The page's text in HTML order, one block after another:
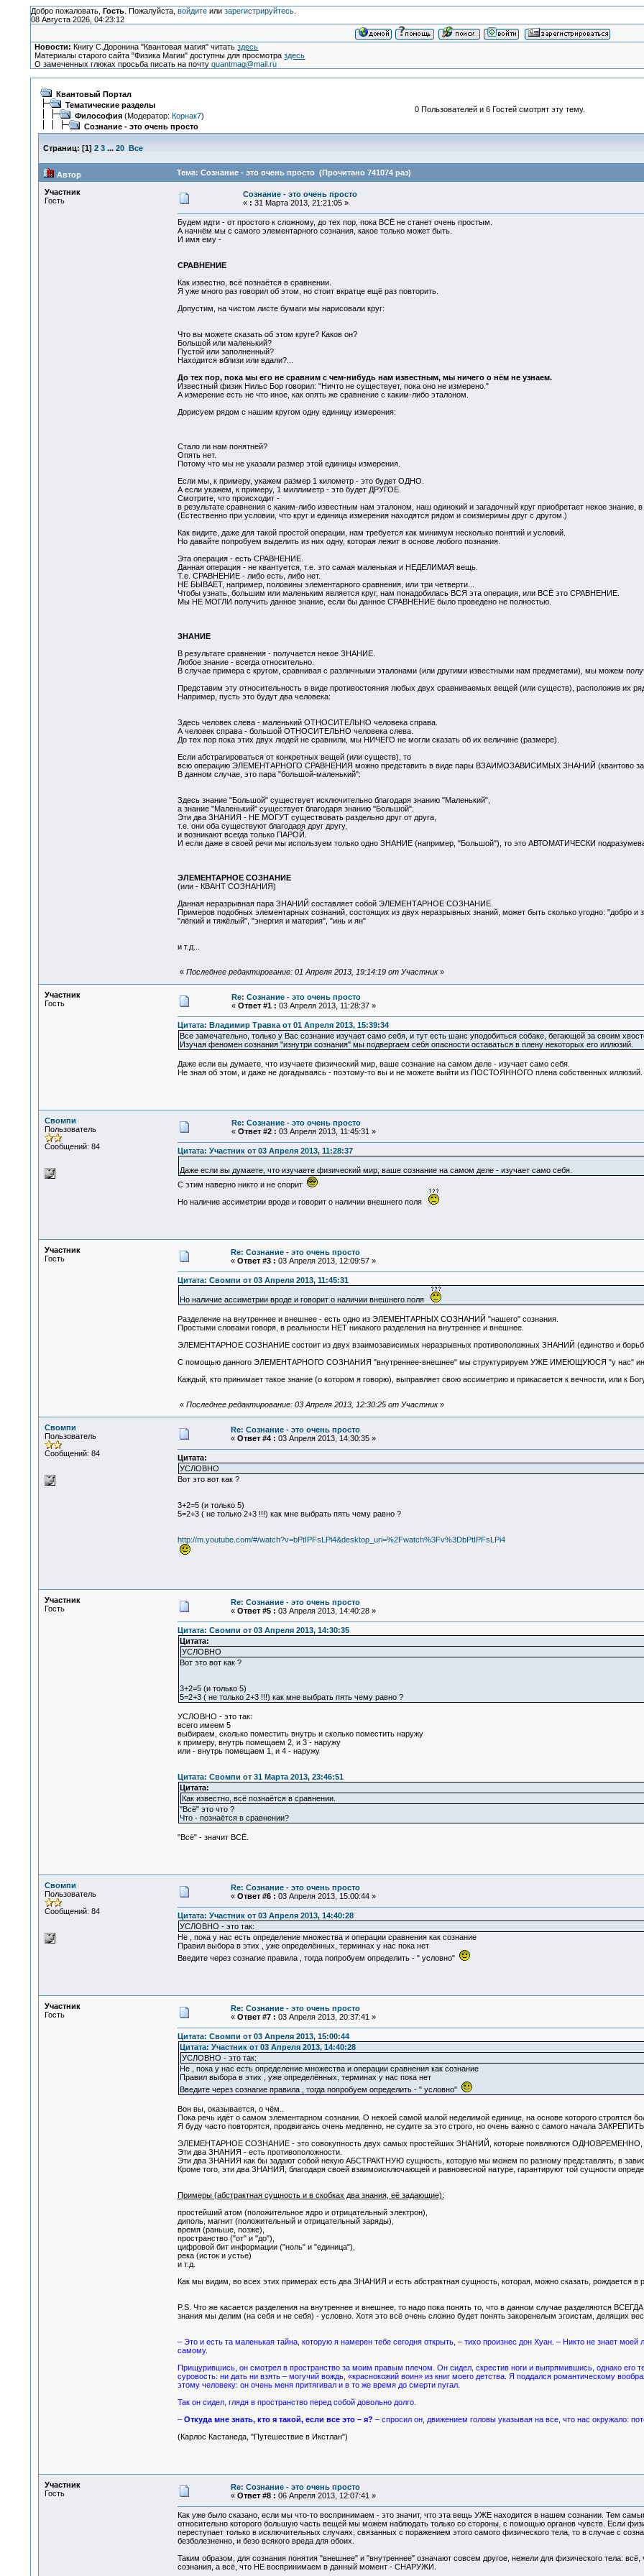
Добро пожаловать, Гость. Пожалуйста, войдитеили зарегистрируйтесь.
08 Августа 2026, 04:23:12
Новости: Книгу С.Доронина "Квантовая магия" читатьздесь
Материалы старого сайта "Физика Магии" доступны для просмотраздесь
О замеченных глюках просьба писать на почтуquantmag@mail.ru
Квантовый Портал
Тематические разделы
Философия(Модератор: Корнак7)
Сознание - это очень просто
0 Пользователей и 6 Гостей смотрят эту тему.
Страниц: [1] 2 3 ... 20 Все
Автор Тема: Сознание - это очень просто (Прочитано 741074 раз)
Участник
Гость
Сознание - это очень просто
« : 31 Марта 2013, 21:21:05 »
Будем идти - от простого к сложному, до тех пор, пока ВСЁ не станет очень простым.
А начнём мы с самого элементарного сознания, какое только может быть.
И имя ему -
СРАВНЕНИЕ
Как известно, всё познаётся в сравнении.
Я уже много раз говорил об этом, но стоит вкратце ещё раз повторить.
Допустим, на чистом листе бумаги мы нарисовали круг:
Что вы можете сказать об этом круге? Каков он?
Большой или маленький?
Пустой или заполненный?
Находится вблизи или вдали?...
До тех пор, пока мы его не сравним с чем-нибудь нам известным, мы ничего о нём не узнаем.
Известный физик Нильс Бор говорил: "Ничто не существует, пока оно не измерено."
А измерение есть не что иное, как опять же сравнение с каким-либо эталоном.
Дорисуем рядом с нашим кругом одну единицу измерения:
Стало ли нам понятней?
Опять нет.
Потому что мы не указали размер этой единицы измерения.
Если мы, к примеру, укажем размер 1 километр - это будет ОДНО.
А если укажем, к примеру, 1 миллиметр - это будет ДРУГОЕ.
Смотрите, что происходит -
в результате сравнения с каким-либо известным нам эталоном, наш одинокий и загадочный круг приобретает некое знание,
(Естественно при условии, что круг и единица измерения находятся рядом и соизмеримы друг с другом.)
Как видите, даже для такой простой операции, нам требуется как минимум несколько понятий и условий.
Но давайте попробуем выделить из них одну, которая лежит в основе любого познания.
Эта операция - есть СРАВНЕНИЕ.
Данная операция - не квантуется, т.е. это самая маленькая и НЕДЕЛИМАЯ вещь.
Т.е. СРАВНЕНИЕ - либо есть, либо нет.
НЕ БЫВАЕТ, например, половины элементарного сравнения, или три четверти...
Чтобы узнать, большим или маленьким является круг, нам понадобилась ВСЯ эта операция, или ВСЁ это СРАВНЕНИЕ.
Мы НЕ МОГЛИ получить данное знание, если бы данное СРАВНЕНИЕ было проведено не полностью.
ЗНАНИЕ
В результате сравнения - получается некое ЗНАНИЕ.
Любое знание - всегда относительно.
В случае примера с кругом, сравнивая с различными эталонами (или другими известными нам предметами), мы можем
Представим эту относительность в виде противостояния любых двух сравниваемых вещей (или существ), расположив их
Например, пусть это будут два человека:
Здесь человек слева - маленький ОТНОСИТЕЛЬНО человека справа.
А человек справа - большой ОТНОСИТЕЛЬНО человека слева.
До тех пор пока этих двух людей не сравнили, мы НИЧЕГО не могли сказать об их величине (размере).
Если абстрагироваться от конкретных вещей (или существ), то
всю операцию ЭЛЕМЕНТАРНОГО СРАВНЕНИЯ можно представить в виде пары ВЗАИМОЗАВИСИМЫХ ЗНАНИЙ (квантово
В данном случае, это пара "большой-маленький":
Здесь знание "Большой" существует исключительно благодаря знанию "Маленький",
а знание "Маленький" существует благодаря знанию "Большой".
Эти два ЗНАНИЯ - НЕ МОГУТ существовать раздельно друг от друга,
т.е. они оба существуют благодаря друг другу,
и возникают всегда только ПАРОЙ.
И если даже в своей речи мы используем только одно ЗНАНИЕ (например, "Большой"), то это АВТОМАТИЧЕСКИ
ЭЛЕМЕНТАРНОЕ СОЗНАНИЕ
(или - КВАНТ СОЗНАНИЯ)
Данная неразрывная пара ЗНАНИЙ составляет собой ЭЛЕМЕНТАРНОЕ СОЗНАНИЕ.
Примеров подобных элементарных сознаний, состоящих из двух неразрывных знаний, может быть сколько угодно: "добро
"лёгкий и тяжёлый", "энергия и материя", "инь и ян"
и т.д...
« Последнее редактирование: 01 Апреля 2013, 19:14:19 от Участник»
Участник
Гость
Re: Сознание - это очень просто
« Ответ #1 : 03 Апреля 2013, 11:28:37 »
Цитата: Владимир Травка от 01 Апреля 2013, 15:39:34
Все замечательно, только у Вас сознание изучает само себя, и тут есть шанс уподобиться собаке, бегающей за своим
Изучая феномен сознания "изнутри сознания" мы подвергаем себя опасности оставаться в плену некоторых его иллюзий.
Даже если вы думаете, что изучаете физический мир, ваше сознание на самом деле - изучает само себя.
Не зная об этом, и даже не догадываясь - поэтому-то вы и не можете выйти из ПОСТОЯННОГО плена собственных иллюзий.
Свомпи
Пользователь
Сообщений: 84
Re: Сознание - это очень просто
« Ответ #2 : 03 Апреля 2013, 11:45:31 »
Цитата: Участник от 03 Апреля 2013, 11:28:37
Даже если вы думаете, что изучаете физический мир, ваше сознание на самом деле - изучает само себя.
С этим наверно никто и не спорит
Но наличие ассиметрии вроде и говорит о наличии внешнего поля
Участник
Гость
Re: Сознание - это очень просто
« Ответ #3 : 03 Апреля 2013, 12:09:57 »
Цитата: Свомпи от 03 Апреля 2013, 11:45:31
Но наличие ассиметрии вроде и говорит о наличии внешнего поля
Разделение на внутреннее и внешнее - есть одно из ЭЛЕМЕНТАРНЫХ СОЗНАНИЙ "нашего" сознания.
Простыми словами говоря, в реальности НЕТ никакого разделения на внутреннее и внешнее.
ЭЛЕМЕНТАРНОЕ СОЗНАНИЕ состоит из двух взаимозависимых неразрывных противоположных ЗНАНИЙ (единство и
С помощью данного ЭЛЕМЕНТАРНОГО СОЗНАНИЯ "внутреннее-внешнее" мы структурируем УЖЕ ИМЕЮЩУЮСЯ "у нас"
Каждый, кто принимает такое знание (о котором я говорю), выправляет свою ассиметрию и прикасается к вечности, или к
« Последнее редактирование: 03 Апреля 2013, 12:30:25 от Участник»
Свомпи
Пользователь
Сообщений: 84
Re: Сознание - это очень просто
« Ответ #4 : 03 Апреля 2013, 14:30:35 »
Цитата:
УСЛОВНО
Вот это вот как ?
3+2=5 (и только 5)
5=2+3 ( не только 2+3 !!!) как мне выбрать пять чему равно ?
http://m.youtube.com/#/watch?v=bPtIPFsLPi4&desktop_uri=%2Fwatch%3Fv%3DbPtIPFsLPi4
Участник
Гость
Re: Сознание - это очень просто
« Ответ #5 : 03 Апреля 2013, 14:40:28 »
Цитата: Свомпи от 03 Апреля 2013, 14:30:35
Цитата:
УСЛОВНО
Вот это вот как ?
3+2=5 (и только 5)
5=2+3 ( не только 2+3 !!!) как мне выбрать пять чему равно ?
УСЛОВНО - это так:
всего имеем 5
выбираем, сколько поместить внутрь и сколько поместить наружу
к примеру, внутрь помещаем 2, и 3 - наружу
или - внутрь помещаем 1, и 4 - наружу
Цитата: Свомпи от 31 Марта 2013, 23:46:51
Цитата:
Как известно, всё познаётся в сравнении.
"Всё" это что ?
Что - познаётся в сравнении?
"Всё" - значит ВСЁ.
Свомпи
Пользователь
Сообщений: 84
Re: Сознание - это очень просто
« Ответ #6 : 03 Апреля 2013, 15:00:44 »
Цитата: Участник от 03 Апреля 2013, 14:40:28
УСЛОВНО - это так:
Не , пока у нас есть определение множества и операции сравнения как сознание
Правил выбора в этих , уже определённых, терминах у нас пока нет
Введите через сознагие правила , тогда попробуем определить - " условно"
Участник
Гость
Re: Сознание - это очень просто
« Ответ #7 : 03 Апреля 2013, 20:37:41 »
Цитата: Свомпи от 03 Апреля 2013, 15:00:44
Цитата: Участник от 03 Апреля 2013, 14:40:28
УСЛОВНО - это так:
Не , пока у нас есть определение множества и операции сравнения как сознание
Правил выбора в этих , уже определённых, терминах у нас пока нет
Введите через сознагие правила , тогда попробуем определить - " условно"
Вон вы, оказывается, о чём..
Пока речь идёт о самом элементарном сознании. О некоей самой малой неделимой единице, на основе которого строятся
Я буду часто повторятся, продвигаясь очень медленно, не судите за это строго, но очень важно с самого начала
ЭЛЕМЕНТАРНОЕ СОЗНАНИЕ - это совокупность двух самых простейших ЗНАНИЙ, которые появляются ОДНОВРЕМЕННО, в
Эти два ЗНАНИЯ - есть противоположности.
Эти два ЗНАНИЯ как бы задают собой некую АБСТРАКТНУЮ сущность, которую мы можем по разному представлять, в
Кроме того, эти два ЗНАНИЯ, благодаря своей взаимоисключающей и равновесной натуре, гарантируют той сущности
Примеры (абстрактная сущность и в скобках два знания, её задающие):
простейший атом (положительное ядро и отрицательный электрон),
диполь, магнит (положительный и отрицательный заряды),
время (раньше, позже),
пространство ("от" и "до"),
цифровой бит информации ("ноль" и "единица"),
река (исток и устье)
и т.д.
Как мы видим, во всех этих примерах есть два ЗНАНИЯ и есть абстрактная сущность, которая, можно сказать,
P.S. Что же касается разделения на внутреннее и внешнее, то надо пока понять то, что в данном случае разделяются
знания мы делим (на себя и не себя) - условно. Хотя это всё очень сложно будет понять закоренелым эгоистам, делящих
– Это и есть та маленькая тайна, которую я намерен тебе сегодня открыть, – тихо произнес дон Хуан. – Никто не знает
самому.
Прищурившись, он смотрел в пространство за моим правым плечом. Он сидел, скрестив ноги и выпрямившись, однако его
суровость: ни дать ни взять – могучий вождь, «краснокожий воин» из книг моего детства. Я поддался романтическому
этому человеку: он очень меня притягивал и в то же время до смерти пугал.
Так он сидел, глядя в пространство перед собой довольно долго.
– Откуда мне знать, кто я такой, если все это – я? – спросил он, движением головы указывая на все, что нас окружало:
(Карлос Кастанеда, "Путешествие в Икстлан")
Участник
Гость
Re: Сознание - это очень просто
« Ответ #8 : 06 Апреля 2013, 12:07:41 »
Как уже было сказано, если мы что-то воспринимаем - это значит, что эта вещь УЖЕ находится в нашем сознании. Тем
относительно которого большую часть вещей мы можем наблюдать только со стороны, с помощью органов чувств. Если
переступает только в исключительных случаях, связанных с поражением этого самого физического тела, то в случае с
безболезненно, и безо всякого вреда для обоих.
Таким образом, для сознания понятия "внешнее" и "внутреннее" означают совсем другое, нежели для физического тела:
сознания, а всё, что НЕ воспринимаем в данный момент - СНАРУЖИ.